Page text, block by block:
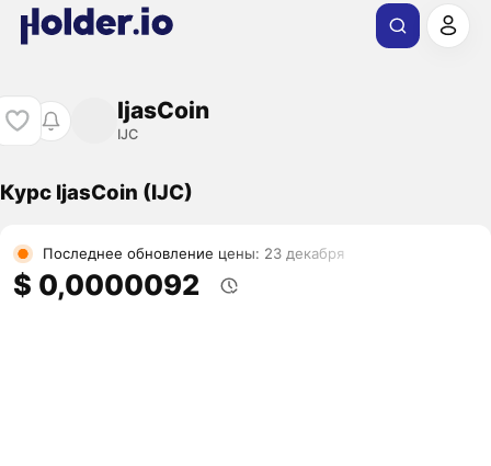
IjasCoin
IJC
Курс IjasCoin (IJC)
Последнее обновление цены: 23 декабря
$ 0,0000092